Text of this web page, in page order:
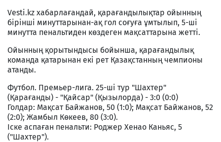
Vesti.kz хабарлағандай, қарағандылықтар ойынның
бірінші минуттарынан-ақ гол соғуға ұмтылып, 5-ші
минутта пенальтиден көздеген мақсаттарына жетті.
Ойынның қорытындысы бойынша, қарағандылық
команда қатарынан екі рет Қазақстанның чемпионы
атанды.
Футбол. Премьер-лига. 25-ші тур "Шахтер"
(Қарағанды) - "Қайсар" (Қызылорда) - 3:0 (0:0)
Голдар: Мақсат Байжанов, 50 (1:0); Мақсат Байжанов, 52
(2:0); Жамбыл Көкеев, 80 (3:0).
Іске аспаған пенальти: Роджер Хенао Каньяс, 5
("Шахтер").